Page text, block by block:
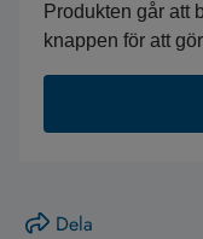
Produkten går att
knappen för att
Dela